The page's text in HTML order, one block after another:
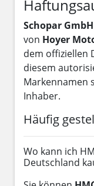
Schopar GmbH
von Hoyer
dem offiziellen
diesem
Markennamen
Inhaber.
Häufig
Wo kann ich
Deutschland